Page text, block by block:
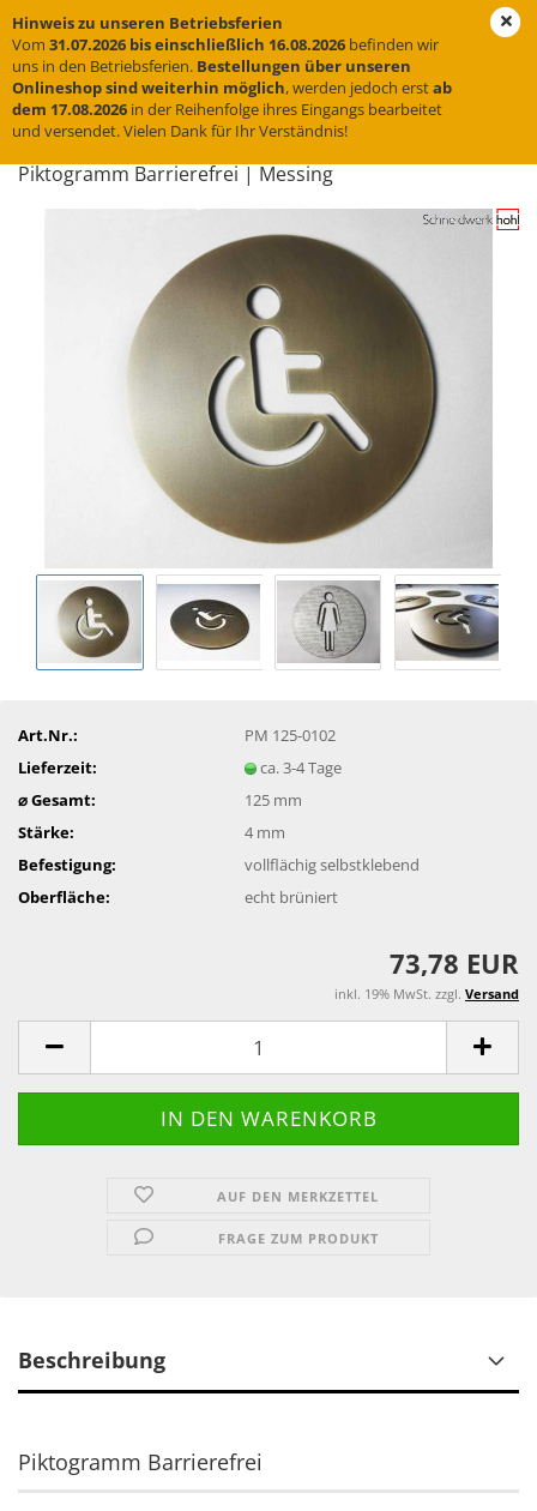
Hinweis zu unseren Betriebsferien
Vom 31.07.2026 bis einschließlich 16.08.2026 befinden wir
uns in den Betriebsferien. Bestellungen über unseren
Onlineshop sind weiterhin möglich, werden jedoch erstab
dem 17.08.2026 in der Reihenfolge ihres Eingangs bearbeitet
und versendet. Vielen Dank für Ihr Verständnis!
« Erster « zurück weiter »
Letzter »
11Artikel in dieser Kategorie
Pik­to­gramm Bar­rie­re­frei | Mes­sing
Art.Nr.:
PM 125-0102
Lieferzeit:
ca. 3-4 Tage
⌀ Gesamt:
125 mm
Stärke:
4 mm
Befestigung:
vollflächig selbstklebend
Oberfläche:
echt brüniert
73,78 EUR
inkl. 19% MwSt. zzgl. Versand
AUF DEN MERKZETTEL
FRAGE ZUM PRODUKT
Beschreibung
Piktogramm Barrierefrei